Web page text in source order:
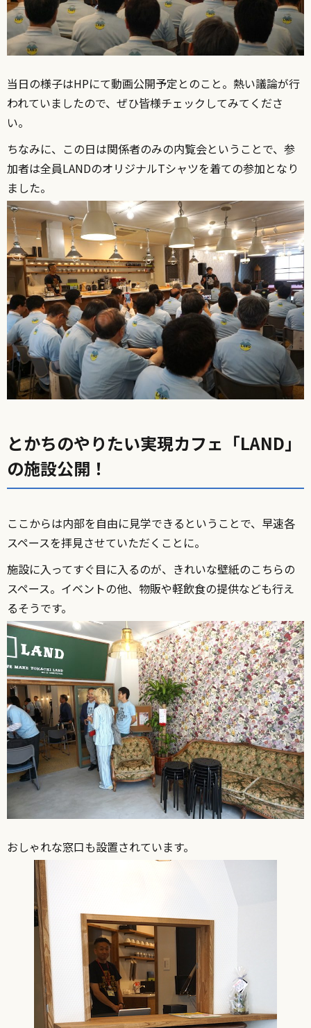
当日の様子はHPにて動画公開予定とのこと。熱い議論が行
われていましたので、ぜひ皆様チェックしてみてくださ
い。
ちなみに、この日は関係者のみの内覧会ということで、参
加者は全員LANDのオリジナルTシャツを着ての参加となり
ました。
とかちのやりたい実現カフェ「LAND」
の施設公開！
ここからは内部を自由に見学できるということで、早速各
スペースを拝見させていただくことに。
施設に入ってすぐ目に入るのが、きれいな壁紙のこちらの
スペース。イベントの他、物販や軽飲食の提供なども行え
るそうです。
おしゃれな窓口も設置されています。